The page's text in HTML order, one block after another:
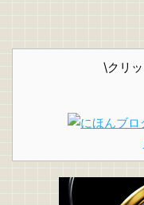
\クリ